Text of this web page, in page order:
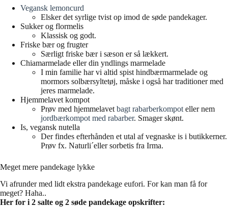
Vegansk lemoncurd
Elsker det syrlige tvist op imod de søde pandekager.
Sukker og flormelis
Klassisk og godt.
Friske bær og frugter
Særligt friske bær i sæson er så lækkert.
Chiamarmelade eller din yndlings marmelade
I min familie har vi altid spist hindbærmarmelade og
mormors solbærsyltetøj, måske i også har traditioner med
jeres marmelade.
Hjemmelavet kompot
Prøv med hjemmelavet bagt rabarberkompot eller nem
jordbærkompot med rabarber. Smager skønt.
Is, vegansk nutella
Der findes efterhånden et utal af vegnaske is i butikkerner.
Prøv fx. Naturli´eller sorbetis fra Irma.
Meget mere pandekage lykke
Vi afrunder med lidt ekstra pandekage eufori. For kan man få for
meget? Haha..
Her for i 2 salte og 2 søde pandekage opskrifter: